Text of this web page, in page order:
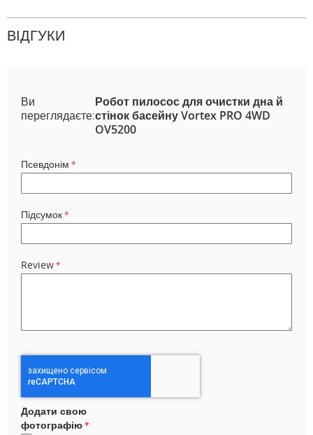
ВІДГУКИ
Ви
переглядаєте:
Робот пилосос для очистки дна й
стінок басейну Vortex PRO 4WD
OV5200
Псевдонім
Підсумок
Review
Додати свою
фотографію